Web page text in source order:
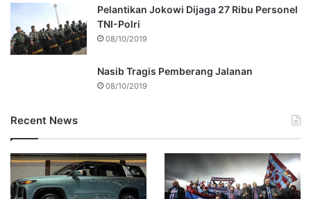
Pelantikan Jokowi Dijaga 27 Ribu Personel
TNI-Polri
08/10/2019
Nasib Tragis Pemberang Jalanan
08/10/2019
Recent News